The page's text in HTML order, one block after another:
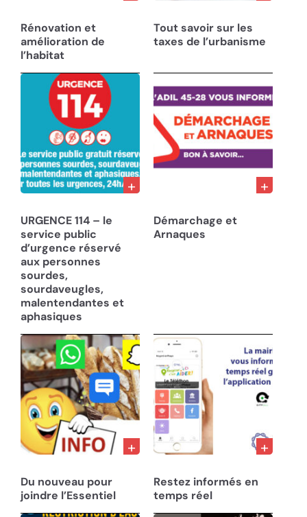
Rénovation et
amélioration de
l’habitat
Tout savoir sur les
taxes de l’urbanisme
URGENCE 114 – le
service public
d’urgence réservé
aux personnes
sourdes,
sourdaveugles,
malentendantes et
aphasiques
Démarchage et
Arnaques
Du nouveau pour
joindre l’Essentiel
Restez informés en
temps réel